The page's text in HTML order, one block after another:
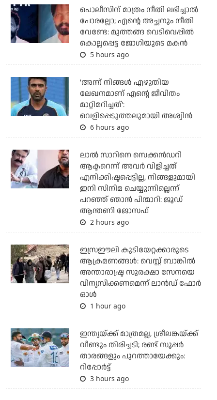
പൊലീസിന് മാത്രം നീതി ലഭിച്ചാല്‍
പോരല്ലോ; എന്റെ അച്ഛനും നീതി
വേണ്ടേ: മുത്തങ്ങ വെടിവെപ്പില്‍
കൊല്ലപ്പെട്ട ജോഗിയുടെ മകന്‍
5 hours ago
'അന്ന് നിങ്ങള്‍ എഴുതിയ
ലേഖനമാണ് എന്റെ ജീവിതം
മാറ്റിമറിച്ചത്':
വെളിപ്പെടുത്തലുമായി അശ്വിന്‍
6 hours ago
ലാല്‍ സാറിനെ സെക്കന്‍ഡറി
ആക്ടറെന്ന് അവര്‍ വിളിച്ചത്
എനിക്കിഷ്ടപ്പെട്ടില്ല, നിങ്ങളുമായി
ഇനി സിനിമ ചെയ്യുന്നില്ലെന്ന്
പറഞ്ഞ് ഞാന്‍ പിന്മാറി: ജൂഡ്
ആന്തണി ജോസഫ്
2 hours ago
ഇസ്രഈലി കുടിയേറ്റക്കാരുടെ
ആക്രമണങ്ങള്‍: വെസ്റ്റ് ബാങ്കില്‍
അന്താരാഷ്ട്ര സുരക്ഷാ സേനയെ
വിന്യസിക്കണമെന്ന് ലാന്‍ഡ് ഫോര്‍
ഓള്‍
1 hour ago
ഇന്ത്യയ്ക്ക് മാത്രമല്ല, ശ്രീലങ്കയ്ക്ക്
വീണ്ടും തിരിച്ചടി; രണ്ട് സൂപ്പര്‍
താരങ്ങളും പുറത്തായേക്കും:
റിപ്പോര്‍ട്ട്
3 hours ago